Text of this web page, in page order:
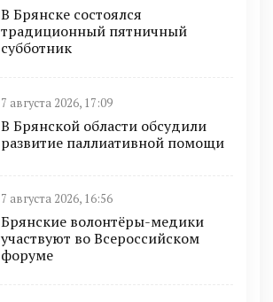
В Брянске состоялся
традиционный пятничный
субботник
7 августа 2026, 17:09
В Брянской области обсудили
развитие паллиативной помощи
7 августа 2026, 16:56
Брянские волонтёры-медики
участвуют во Всероссийском
форуме